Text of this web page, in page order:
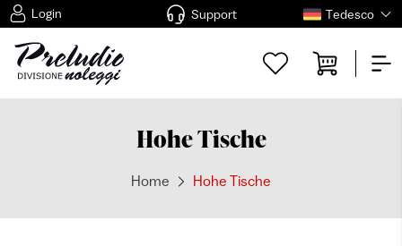
Login Support Tedesco
Hohe Tische
Home Hohe Tische